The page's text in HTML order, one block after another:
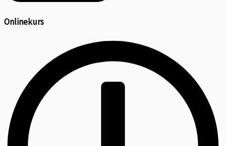
Onlinekurs